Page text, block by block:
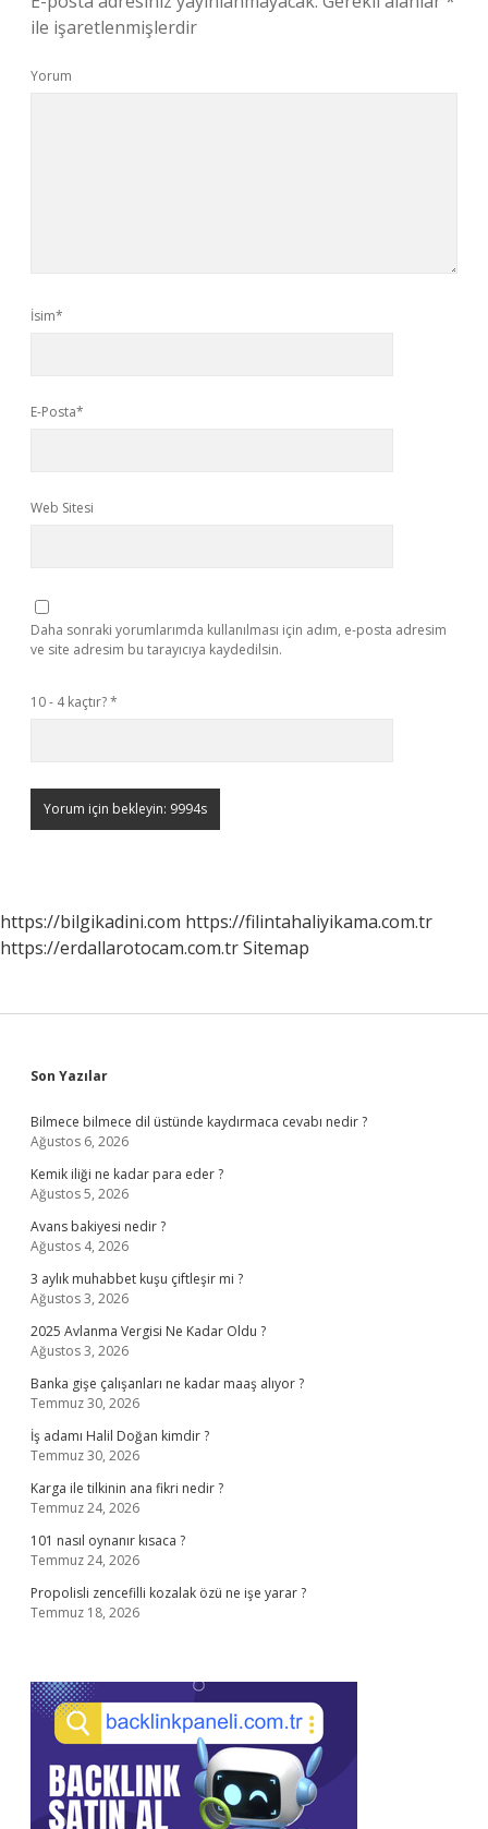
ile işaretlenmişlerdir
Yorum
İsim*
E-Posta*
Web Sitesi
Daha sonraki yorumlarımda kullanılması için adım, e-posta adresim
ve site adresim bu tarayıcıya kaydedilsin.
10 - 4 kaçtır?*
https://bilgikadini.com https://filintahaliyikama.com.tr
https://erdallarotocam.com.trSitemap
Sidebar
Son Yazılar
Bilmece bilmece dil üstünde kaydırmaca cevabı nedir ?
Ağustos 6, 2026
Kemik iliği ne kadar para eder ?
Ağustos 5, 2026
Avans bakiyesi nedir ?
Ağustos 4, 2026
3 aylık muhabbet kuşu çiftleşir mi ?
Ağustos 3, 2026
2025 Avlanma Vergisi Ne Kadar Oldu ?
Ağustos 3, 2026
Banka gişe çalışanları ne kadar maaş alıyor ?
Temmuz 30, 2026
İş adamı Halil Doğan kimdir ?
Temmuz 30, 2026
Karga ile tilkinin ana fikri nedir ?
Temmuz 24, 2026
101 nasıl oynanır kısaca ?
Temmuz 24, 2026
Propolisli zencefilli kozalak özü ne işe yarar ?
Temmuz 18, 2026